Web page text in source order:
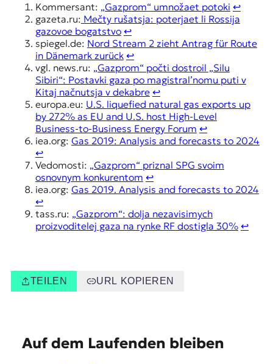
Kommersant: „Gazprom“ umnožaet potoki ↩︎
gazeta.ru: Mečty rušatsja: poterjaet li Rossija
gazovoe bogatstvo ↩︎
spiegel.de: Nord Stream 2 zieht Antrag für Route
in Dänemark zurück ↩︎
vgl. news.ru: „Gazprom“ počti dostroil „Silu
Sibiri“: Postavki gaza po magistral’nomu puti v
Kitaj načnutsja v dekabre ↩︎
europa.eu: U.S. liquefied natural gas exports up
by 272% as EU and U.S. host High-Level
Business-to-Business Energy Forum ↩︎
iea.org: Gas 2019: Analysis and forecasts to 2024
↩︎
Vedomosti: „Gazprom“ priznal SPG svoim
osnovnym konkurentom ↩︎
iea.org: Gas 2019. Analysis and forecasts to 2024
↩︎
tass.ru: „Gazprom“: dolja nezavisimych
proizvoditelej gaza na rynke RF dostigla 30% ↩︎
TEILEN URL KOPIEREN
Auf dem Laufenden bleiben